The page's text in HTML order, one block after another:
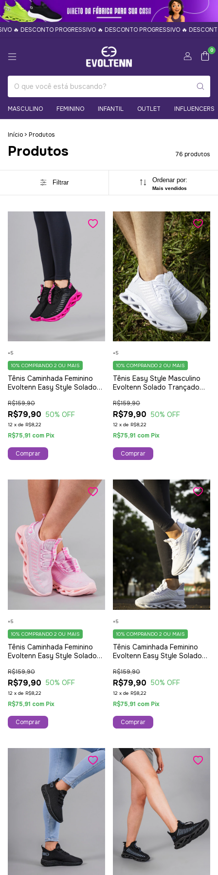
PROGRESSIVO 🔥 DESCONTO PROGRESSIVO 🔥 DESCONTO PROGRESSIVO
0
MASCULINO FEMININO INFANTIL OUTLET INFLUENCERS
Início > Produtos
Produtos 76 produtos
Filtrar Ordenar por:
Mais vendidos
Tênis Caminhada Feminino
Evoltenn Easy Style Solado
R$79,90
R$159,90
50% OFF
12 x de R$8,22
10% COMPRANDO 2 OU MAIS
R$75,91 com Pix
+5
Comprar
Tênis Easy Style Masculino
Evoltenn Solado Trançado
R$79,90
R$159,90
50% OFF
12 x de R$8,22
10% COMPRANDO 2 OU MAIS
R$75,91 com Pix
+5
Comprar
Tênis Caminhada Feminino
Evoltenn Easy Style Solado
R$79,90
R$159,90
50% OFF
12 x de R$8,22
10% COMPRANDO 2 OU MAIS
R$75,91 com Pix
+5
Comprar
Tênis Caminhada Feminino
Evoltenn Easy Style Solado
R$79,90
R$159,90
50% OFF
12 x de R$8,22
10% COMPRANDO 2 OU MAIS
R$75,91 com Pix
+5
Comprar